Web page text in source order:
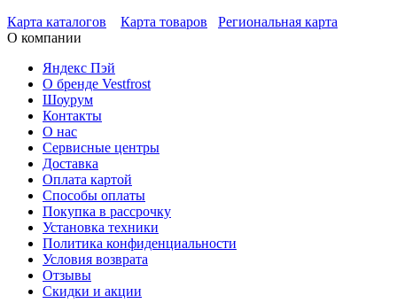
Карта каталогов
Карта товаров
Региональная карта
О компании
Яндекс Пэй
О бренде Vestfrost
Шоурум
Контакты
О нас
Сервисные центры
Доставка
Оплата картой
Способы оплаты
Покупка в рассрочку
Установка техники
Политика конфиденциальности
Условия возврата
Отзывы
Скидки и акции